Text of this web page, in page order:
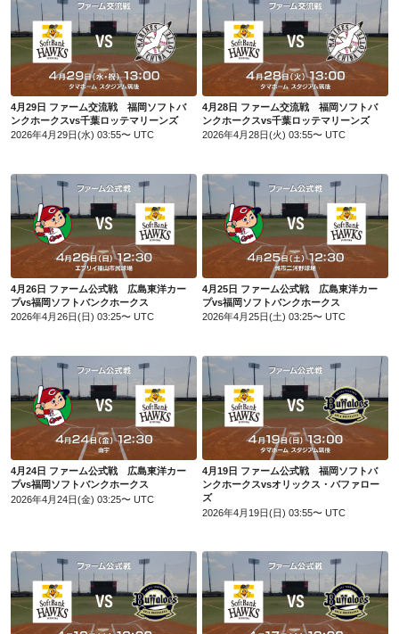
4月29日 ファーム交流戦 福岡ソフトバンクホークスvs千葉ロッテマリーンズ
4月29日 ファーム交流戦 福岡ソフトバ
ンクホークスvs千葉ロッテマリーンズ
2026年4月29日(水) 03:55〜 UTC
4月28日 ファーム交流戦 福岡ソフトバンクホークスvs千葉ロッテマリーンズ
4月28日 ファーム交流戦 福岡ソフトバ
ンクホークスvs千葉ロッテマリーンズ
2026年4月28日(火) 03:55〜 UTC
4月26日 ファーム公式戦 広島東洋カープvs福岡ソフトバンクホークス
4月26日 ファーム公式戦 広島東洋カー
プvs福岡ソフトバンクホークス
2026年4月26日(日) 03:25〜 UTC
4月25日 ファーム公式戦 広島東洋カープvs福岡ソフトバンクホークス
4月25日 ファーム公式戦 広島東洋カー
プvs福岡ソフトバンクホークス
2026年4月25日(土) 03:25〜 UTC
4月24日 ファーム公式戦 広島東洋カープvs福岡ソフトバンクホークス
4月24日 ファーム公式戦 広島東洋カー
プvs福岡ソフトバンクホークス
2026年4月24日(金) 03:25〜 UTC
4月19日 ファーム公式戦 福岡ソフトバンクホークスvsオリックス・バファローズ
4月19日 ファーム公式戦 福岡ソフトバ
ンクホークスvsオリックス・バファロー
ズ
2026年4月19日(日) 03:55〜 UTC
4月18日 ファーム公式戦 福岡ソフトバンクホークスvsオリックス・バファローズ 4月17日 ファーム公式戦 福岡ソフトバンクホークスvsオリックス・バファローズ